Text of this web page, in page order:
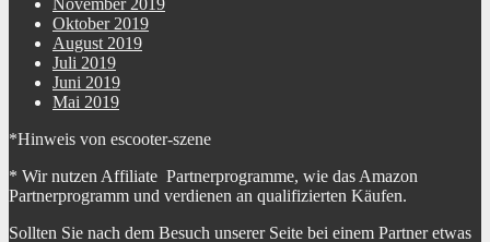
November 2019
Oktober 2019
August 2019
Juli 2019
Juni 2019
Mai 2019
*Hinweis von escooter-szene
* Wir nutzen Affiliate Partnerprogramme, wie das Amazon
Partnerprogramm und verdienen an qualifizierten Käufen.
Sollten Sie nach dem Besuch unserer Seite bei einem Partner etwas